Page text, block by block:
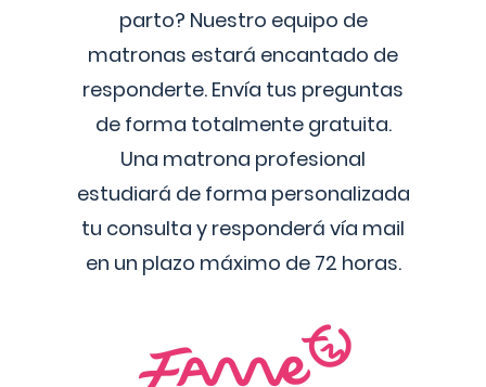
parto? Nuestro equipo de
matronas estará encantado de
responderte. Envía tus preguntas
de forma totalmente gratuita.
Una matrona profesional
estudiará de forma personalizada
tu consulta y responderá vía mail
en un plazo máximo de 72 horas.